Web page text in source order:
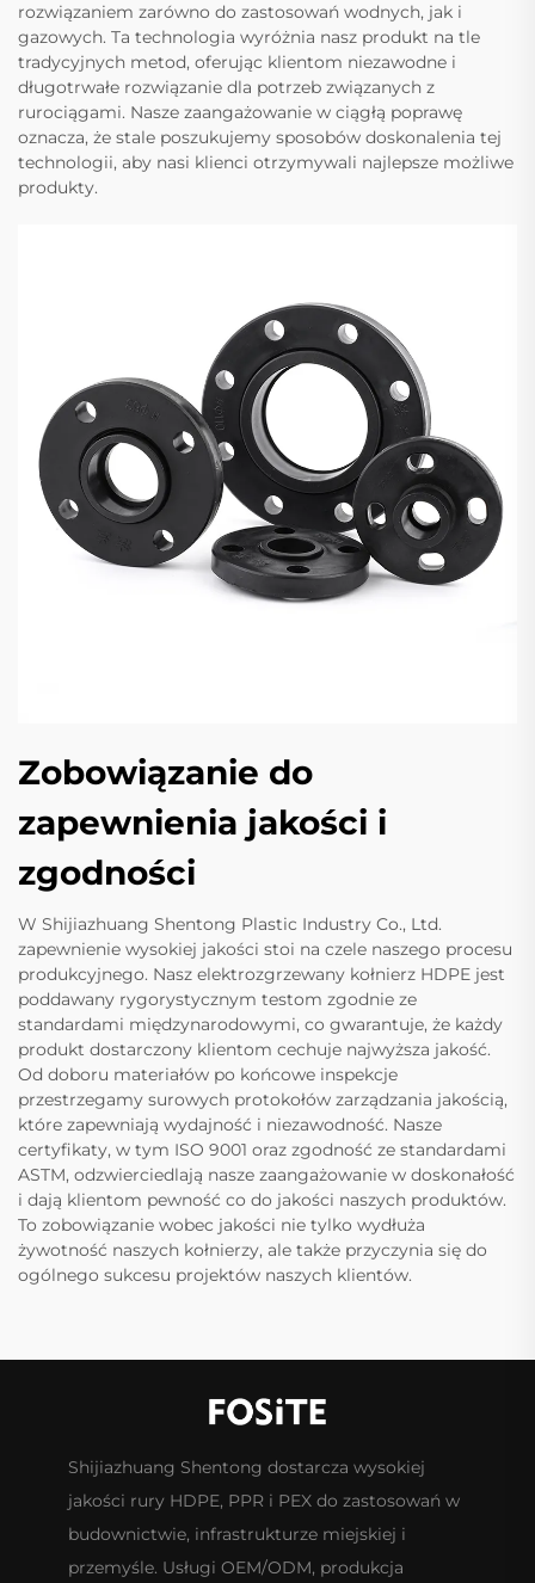
rozwiązaniem zarówno do zastosowań wodnych, jak i
gazowych. Ta technologia wyróżnia nasz produkt na tle
tradycyjnych metod, oferując klientom niezawodne i
długotrwałe rozwiązanie dla potrzeb związanych z
rurociągami. Nasze zaangażowanie w ciągłą poprawę
oznacza, że stale poszukujemy sposobów doskonalenia tej
technologii, aby nasi klienci otrzymywali najlepsze możliwe
produkty.
Zobowiązanie do
zapewnienia jakości i
zgodności
W Shijiazhuang Shentong Plastic Industry Co., Ltd.
zapewnienie wysokiej jakości stoi na czele naszego procesu
produkcyjnego. Nasz elektrozgrzewany kołnierz HDPE jest
poddawany rygorystycznym testom zgodnie ze
standardami międzynarodowymi, co gwarantuje, że każdy
produkt dostarczony klientom cechuje najwyższa jakość.
Od doboru materiałów po końcowe inspekcje
przestrzegamy surowych protokołów zarządzania jakością,
które zapewniają wydajność i niezawodność. Nasze
certyfikaty, w tym ISO 9001 oraz zgodność ze standardami
ASTM, odzwierciedlają nasze zaangażowanie w doskonałość
i dają klientom pewność co do jakości naszych produktów.
To zobowiązanie wobec jakości nie tylko wydłuża
żywotność naszych kołnierzy, ale także przyczynia się do
ogólnego sukcesu projektów naszych klientów.
Shijiazhuang Shentong dostarcza wysokiej
jakości rury HDPE, PPR i PEX do zastosowań w
budownictwie, infrastrukturze miejskiej i
przemyśle. Usługi OEM/ODM, produkcja